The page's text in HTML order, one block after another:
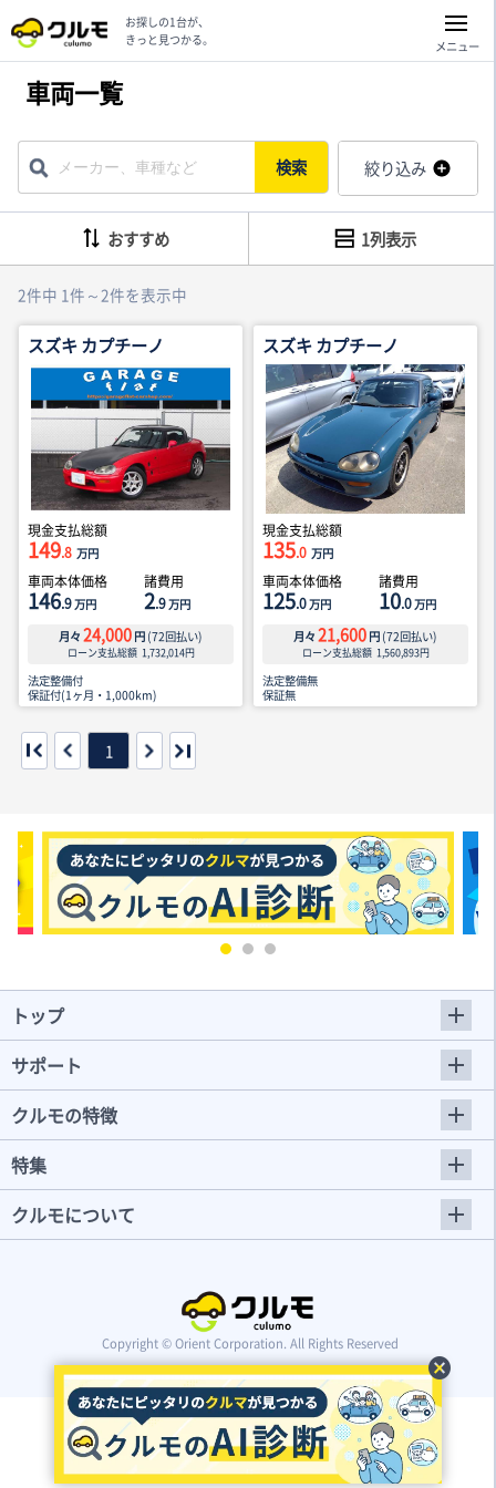
cancel
お探しの1台が、
きっと見つかる。
メニュー
車両一覧
検索 絞り込み
2件中 1件～2件を表示中
おすすめ 1列表示
スズキ カプチーノ
現金支払総額
149.8 万円
車両本体価格
146.9万円
諸費用
2.9万円
月々 24,000 円 (72回払い)
ローン支払総額 1,732,014円
法定整備付
保証付(1ヶ月・1,000km)
スズキ カプチーノ
現金支払総額
135.0 万円
車両本体価格
125.0万円
諸費用
10.0万円
月々 21,600 円 (72回払い)
ローン支払総額 1,560,893円
法定整備無
保証無
1
トップ
サポート
クルモの特徴
特集
クルモについて
Copyright © Orient Corporation. All Rights Reserved